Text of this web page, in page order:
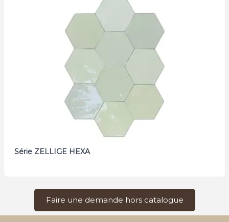
Série ZELLIGE HEXA
Faire une demande hors catalogue